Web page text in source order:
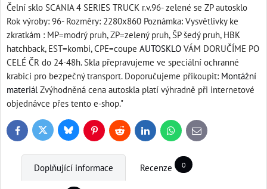
Čelní sklo SCANIA 4 SERIES TRUCK r.v.96- zelené se ZP autosklo
Rok výroby: 96- Rozměry: 2280x860 Poznámka: Vysvětlivky ke
zkratkám : MP=modrý pruh, ZP=zelený pruh, ŠP šedý pruh, HBK
hatchback, EST=kombi, CPE=coupe AUTOSKLO VÁM DORUČÍME PO
CELÉ ČR do 24-48h. Skla přepravujeme ve speciální ochranné
krabici pro bezpečný transport. Doporučujeme přikoupit: Montážní
materiál Zvýhodněná cena autoskla platí výhradně při internetové
objednávce přes tento e-shop."
FacebookTwitter BlueskyPinterestReddit LinkedInWhatsApp
E-
mail
Doplňující informace Recenze 0